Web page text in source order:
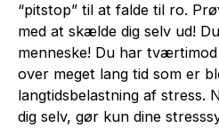
“pitstop” til at falde til ro.
med at skælde dig selv ud!
menneske! Du har
over meget lang tid som er
langtidsbelastning af stress.
dig selv, gør kun dine